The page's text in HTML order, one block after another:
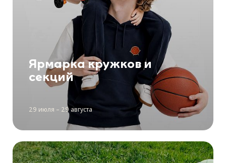
Ярмарка кружков и
секций
29 июля – 29 августа